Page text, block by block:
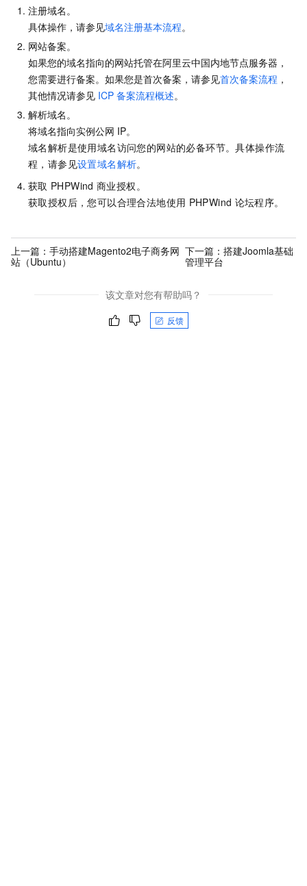
注册域名。
具体操作，请参见域名注册基本流程。
网站备案。
如果您的域名指向的网站托管在阿里云中国内地节点服务器，
您需要进行备案。 如果您是首次备案，请参见首次备案流程 ，
其他情况请参见 ICP 备案流程概述。
解析域名。
将域名指向实例公网 IP。
域名解析是使用域名访问您的网站的必备环节。具体操作流
程，请参见设置域名解析。
获取 PHPWind 商业授权。
获取授权后，您可以合理合法地使用 PHPWind 论坛程序。
上一篇： 手动搭建Magento2电子商务网
站（Ubuntu）
下一篇： 搭建Joomla基础
管理平台
该文章对您有帮助吗？
反馈